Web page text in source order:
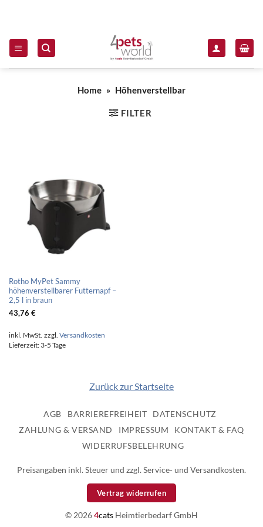
Home » Höhenverstellbar
FILTER
Rotho MyPet Sammy
höhenverstellbarer Futternapf –
2,5 l in braun
43,76 €
inkl. MwSt. zzgl. Versandkosten
Lieferzeit: 3-5 Tage
Zurück zur Startseite
AGB BARRIEREFREIHEIT
DATENSCHUTZ
ZAHLUNG & VERSAND
IMPRESSUM
KONTAKT & FAQ
WIDERRUFSBELEHRUNG
Preisangaben inkl. Steuer und zzgl. Service- und Versandkosten.
Vertrag widerrufen
© 20264cats Heimtierbedarf GmbH